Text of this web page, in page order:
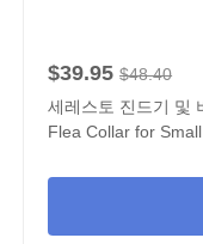
$39.95 $48.40
세레스토 진드기 및
Flea Collar for